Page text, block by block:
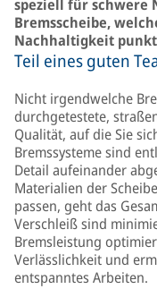
speziell für schwere
Bremsscheibe,
Nachhaltigkeit
Teil eines guten
Nicht irgendwelche
durchgetestete,
Qualität, auf die Sie
Bremssysteme sind
Detail aufeinander
Materialien der
passen, geht das
Verschleiß sind
Bremsleistung
Verlässlichkeit und
entspanntes Arbeiten.